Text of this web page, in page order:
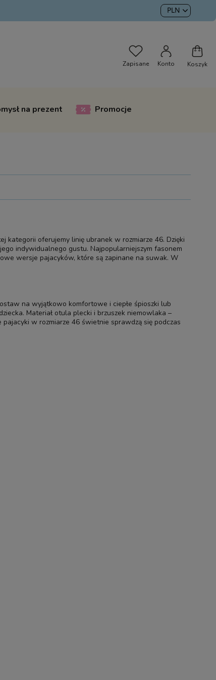
na prezent Promocje
kategorii oferujemy linię ubranek w rozmiarze 46. Dzięki
indywidualnego gustu. Najpopularniejszym fasonem
wersje pajacyków, które są zapinane na suwak. W
na wyjątkowo komfortowe i ciepłe śpioszki lub
Materiał otula plecki i brzuszek niemowlaka –
w rozmiarze 46 świetnie sprawdzą się podczas